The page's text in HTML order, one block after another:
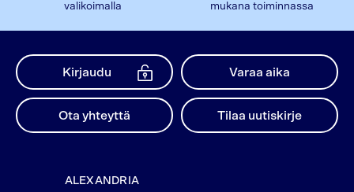
valikoimalla
mukana toiminnassa
Kirjaudu Varaa aika
Ota yhteyttä Tilaa uutiskirje
ALEXANDRIA